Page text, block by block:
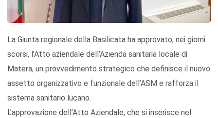
La Giunta regionale della Basilicata ha approvato, nei giorni
scorsi, l’Atto aziendale dell’Azienda sanitaria locale di
Matera, un provvedimento strategico che definisce il nuovo
assetto organizzativo e funzionale dell’ASM e rafforza il
sistema sanitario lucano.
L’approvazione dell’Atto Aziendale, che si inserisce nel